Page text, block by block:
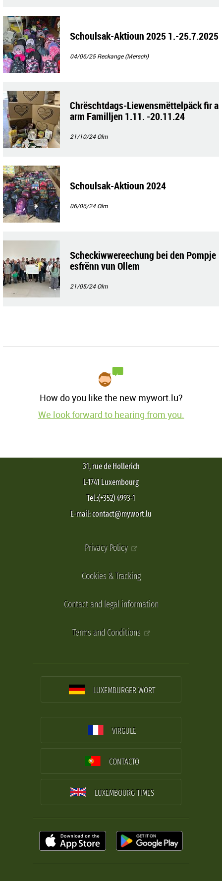
Schoulsak-Aktioun 2025 1.-25.7.2025
04/06/25Reckange (Mersch)
Chrëschtdags-Liewensmëttelpäck fir a
arm Familljen 1.11. -20.11.24
21/10/24Olm
Schoulsak-Aktioun 2024
06/06/24Olm
Scheckiwwereechung bei den Pompje
esfrënn vun Ollem
21/05/24Olm
How do you like the new mywort.lu?
We look forward to hearing from you.
31, rue de Hollerich
L-1741 Luxembourg
Tel.:(+352) 4993-1
E-mail: contact@mywort.lu
Privacy Policy
Cookies & Tracking
Contact and legal information
Terms and Conditions
LUXEMBURGER WORT
VIRGULE
CONTACTO
LUXEMBOURG TIMES